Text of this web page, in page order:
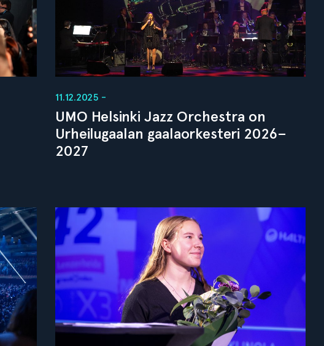
11.12.2025 -
UMO Helsinki Jazz Orchestra on
Urheilugaalan gaalaorkesteri 2026–
2027